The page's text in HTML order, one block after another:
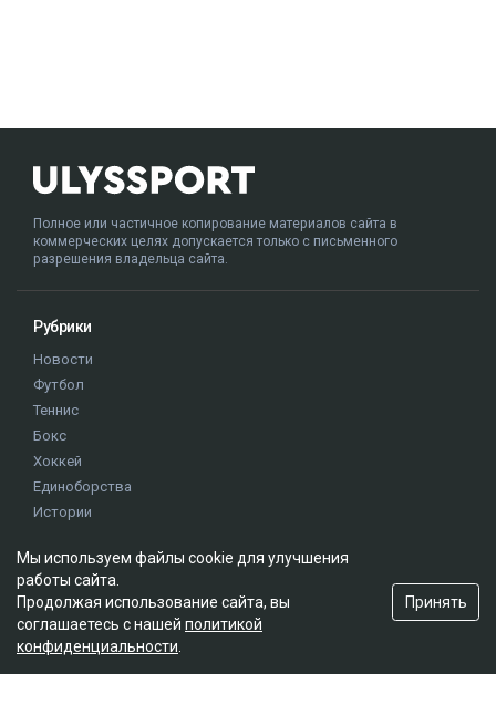
Полное или частичное копирование материалов сайта в
коммерческих целях допускается только с письменного
разрешения владельца сайта.
Рубрики
Новости
Футбол
Теннис
Бокс
Хоккей
Единоборства
Истории
Редакция
О проекте
Правила сайта
Мы используем файлы cookie для улучшения
работы сайта.
Продолжая использование сайта, вы
соглашаетесь с нашей политикой
конфиденциальности
Принять